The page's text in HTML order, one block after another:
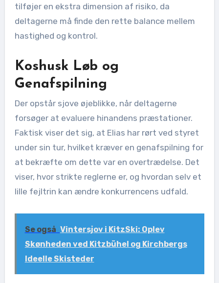
tilføjer en ekstra dimension af risiko, da
deltagerne må finde den rette balance mellem
hastighed og kontrol.
Koshusk Løb og
Genafspilning
Der opstår sjove øjeblikke, når deltagerne
forsøger at evaluere hinandens præstationer.
Faktisk viser det sig, at Elias har rørt ved styret
under sin tur, hvilket kræver en genafspilning for
at bekræfte om dette var en overtrædelse. Det
viser, hvor strikte reglerne er, og hvordan selv et
lille fejltrin kan ændre konkurrencens udfald.
Se også Vintersjov i KitzSki: Oplev
Skønheden ved Kitzbühel og Kirchbergs
Ideelle Skisteder